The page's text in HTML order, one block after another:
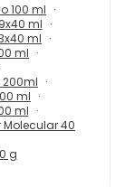
100 ml
ml
ml
ml
ml
ml
Molecular 40
g